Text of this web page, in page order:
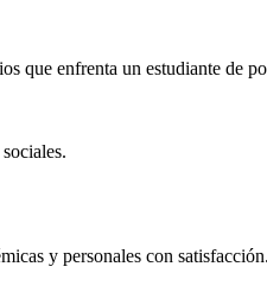
que enfrenta un estudiante de
y personales con satisfacción.